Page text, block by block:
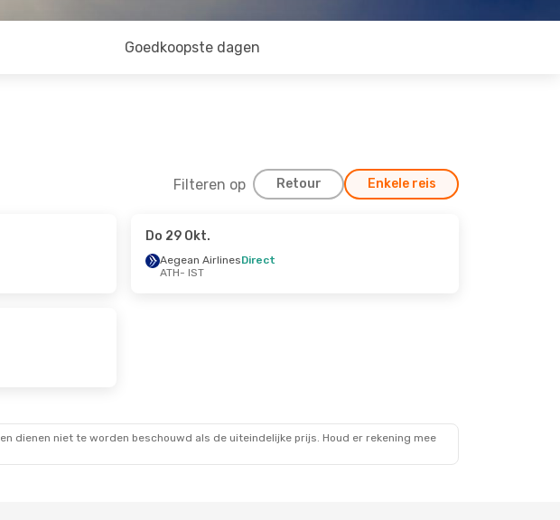
Goedkoopste dagen
Filteren op Retour Enkele reis
Do 29 Okt.
Aegean AirlinesDirect
ATH- IST
dienen niet te worden beschouwd als de uiteindelijke prijs. Houd er rekening mee